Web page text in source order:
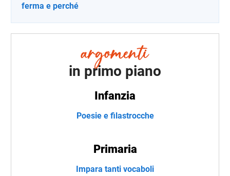
ferma e perché
in primo piano
Infanzia
Poesie e filastrocche
Primaria
Impara tanti vocaboli